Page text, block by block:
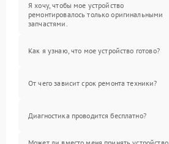
Я хочу, чтобы мое устройство
ремонтировалось только оригинальными
запчастями.
Как я узнаю, что мое устройство готово?
От чего зависит срок ремонта техники?
Диагностика проводится бесплатно?